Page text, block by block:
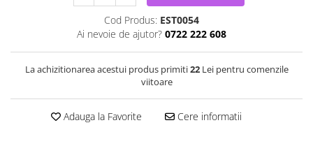
Cod Produs: EST0054
Ai nevoie de ajutor? 0722 222 608
La achizitionarea acestui produs primiti22Lei pentru comenzile
viitoare
Adauga la Favorite Cere informatii